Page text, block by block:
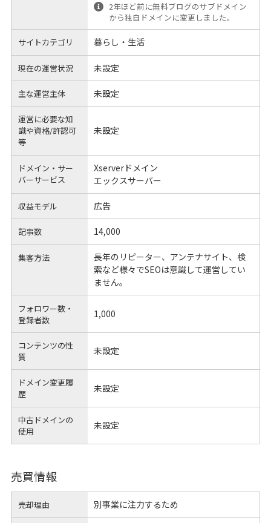
2年ほど前に無料ブログのサブドメイン
から独自ドメインに変更しました。
サイトカテゴリ 暮らし・生活
現在の運営状況 未設定
主な運営主体 未設定
運営に必要な知
識や資格/許認可
等
未設定
ドメイン・サー
バーサービス
Xserverドメイン
エックスサーバー
収益モデル 広告
記事数 14,000
集客方法
長年のリピーター、アンテナサイト、検
索など様々でSEOは意識して運営してい
ません。
フォロワー数・
登録者数
1,000
コンテンツの性
質
未設定
ドメイン変更履
歴
未設定
中古ドメインの
使用
未設定
売買情報
売却理由 別事業に注力するため